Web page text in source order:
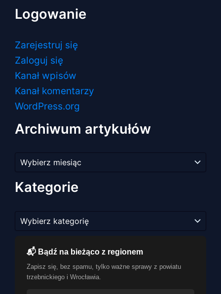
Logowanie
Zarejestruj się
Zaloguj się
Kanał wpisów
Kanał komentarzy
WordPress.org
Archiwum artykułów
artykułów
Kategorie
📬 Bądź na bieżąco z regionem
Zapisz się, bez spamu, tylko ważne sprawy z powiatu
trzebnickiego i Wrocławia.